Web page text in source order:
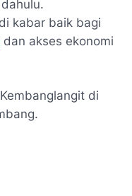
kabar baik bagi
dan akses ekonomi
di